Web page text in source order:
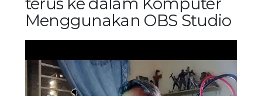
Menggunakan OBS Studio